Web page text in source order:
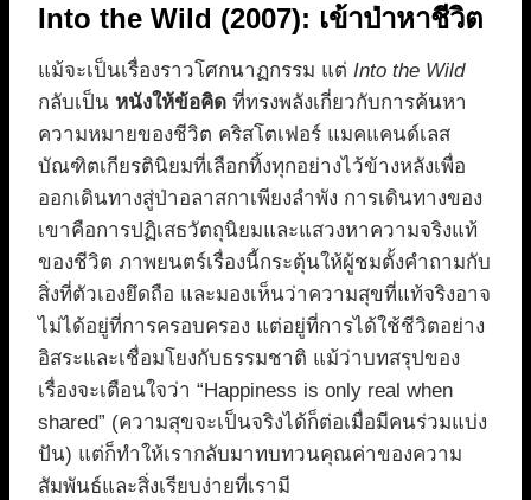
Into the Wild (2007): เข้าป่าหาชีวิต
แม้จะเป็นเรื่องราวโศกนาฏกรรม แต่ Into the Wild
กลับเป็น หนังให้ข้อคิด ที่ทรงพลังเกี่ยวกับการค้นหา
ความหมายของชีวิต คริสโตเฟอร์ แมคแคนด์เลส
บัณฑิตเกียรตินิยมที่เลือกทิ้งทุกอย่างไว้ข้างหลังเพื่อ
ออกเดินทางสู่ป่าอลาสกาเพียงลำพัง การเดินทางของ
เขาคือการปฏิเสธวัตถุนิยมและแสวงหาความจริงแท้
ของชีวิต ภาพยนตร์เรื่องนี้กระตุ้นให้ผู้ชมตั้งคำถามกับ
สิ่งที่ตัวเองยึดถือ และมองเห็นว่าความสุขที่แท้จริงอาจ
ไม่ได้อยู่ที่การครอบครอง แต่อยู่ที่การได้ใช้ชีวิตอย่าง
อิสระและเชื่อมโยงกับธรรมชาติ แม้ว่าบทสรุปของ
เรื่องจะเตือนใจว่า “Happiness is only real when
shared” (ความสุขจะเป็นจริงได้ก็ต่อเมื่อมีคนร่วมแบ่ง
ปัน) แต่ก็ทำให้เรากลับมาทบทวนคุณค่าของความ
สัมพันธ์และสิ่งเรียบง่ายที่เรามี